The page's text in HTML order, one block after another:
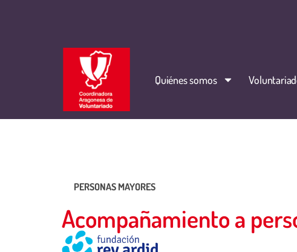
Quiénes somos
PERSONAS MAYORES
Acompañamiento a